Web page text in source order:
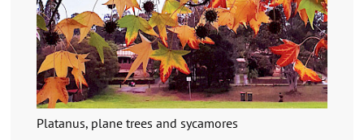
Platanus, plane trees and sycamores